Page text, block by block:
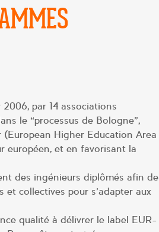
par 14 associations
le “processus de Bologne”,
Higher Education Area
européen, et en favorisant la
des ingénieurs diplômés afin de
collectives pour s’adapter aux
qualité à délivrer le label EUR-